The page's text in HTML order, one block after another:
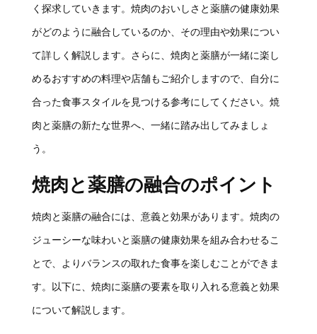
く探求していきます。焼肉のおいしさと薬膳の健康効果
がどのように融合しているのか、その理由や効果につい
て詳しく解説します。さらに、焼肉と薬膳が一緒に楽し
めるおすすめの料理や店舗もご紹介しますので、自分に
合った食事スタイルを見つける参考にしてください。焼
肉と薬膳の新たな世界へ、一緒に踏み出してみましょ
う。
焼肉と薬膳の融合のポイント
焼肉と薬膳の融合には、意義と効果があります。焼肉の
ジューシーな味わいと薬膳の健康効果を組み合わせるこ
とで、よりバランスの取れた食事を楽しむことができま
す。以下に、焼肉に薬膳の要素を取り入れる意義と効果
について解説します。